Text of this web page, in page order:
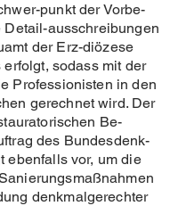
punkt der Vorbe-
Detail-ausschreibungen
der Erz-diözese
sodass mit der
Professionisten in den
gerechnet wird. Der
Be-
des Bundesdenk-
ebenfalls vor, um die
denkmalgerechter